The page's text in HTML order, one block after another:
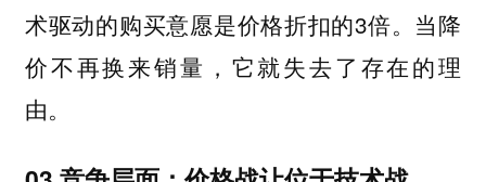
术驱动的购买意愿是价格折扣的3倍。当降
价不再换来销量，它就失去了存在的理
由。